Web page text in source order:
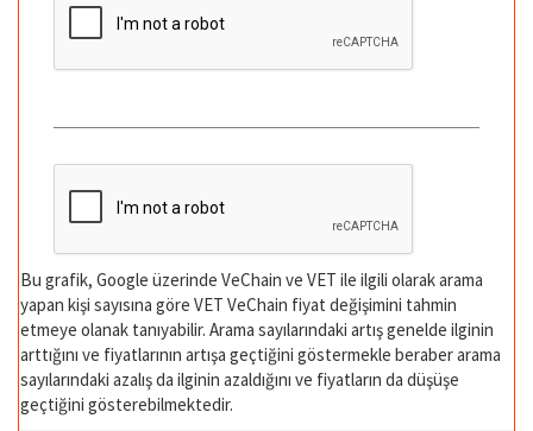
Bu grafik, Google üzerinde VeChain ve VET ile ilgili olarak arama
yapan kişi sayısına göre VET VeChain fiyat değişimini tahmin
etmeye olanak tanıyabilir. Arama sayılarındaki artış genelde ilginin
arttığını ve fiyatlarının artışa geçtiğini göstermekle beraber arama
sayılarındaki azalış da ilginin azaldığını ve fiyatların da düşüşe
geçtiğini gösterebilmektedir.